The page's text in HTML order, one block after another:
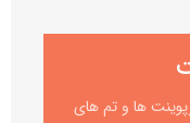
ها و تم های